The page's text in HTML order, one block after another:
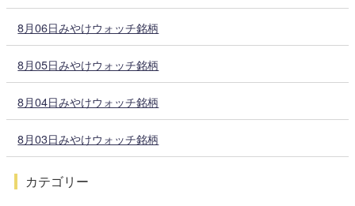
8月06日みやけウォッチ銘柄
8月05日みやけウォッチ銘柄
8月04日みやけウォッチ銘柄
8月03日みやけウォッチ銘柄
カテゴリー